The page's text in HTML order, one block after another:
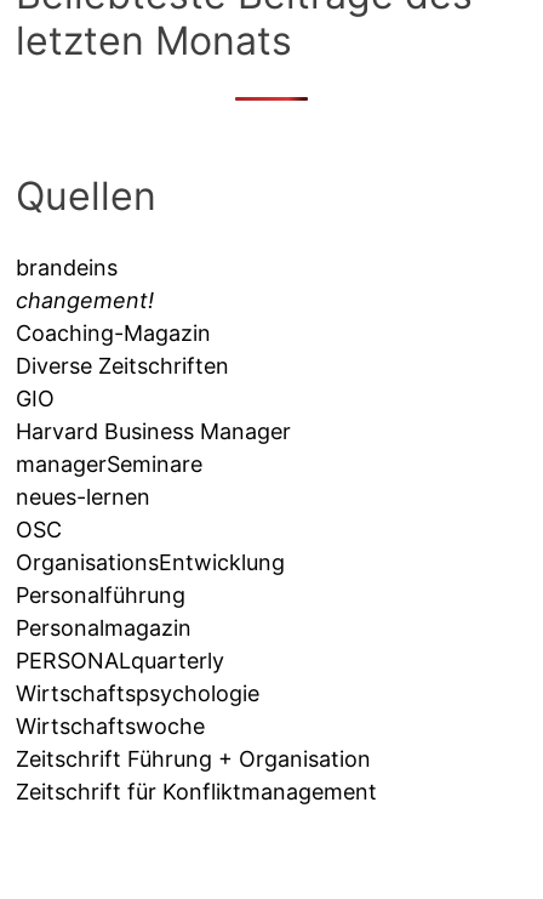
letzten Monats
Quellen
brandeins
changement!
Coaching-Magazin
Diverse Zeitschriften
GIO
Harvard Business Manager
managerSeminare
neues-lernen
OSC
OrganisationsEntwicklung
Personalführung
Personalmagazin
PERSONALquarterly
Wirtschaftspsychologie
Wirtschaftswoche
Zeitschrift Führung + Organisation
Zeitschrift für Konfliktmanagement